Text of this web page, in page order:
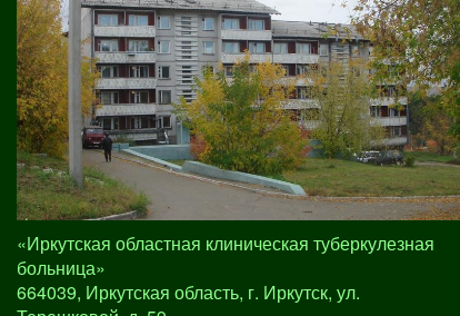
«Иркутская областная клиническая туберкулезная
больница»
664039, Иркутская область, г. Иркутск, ул.